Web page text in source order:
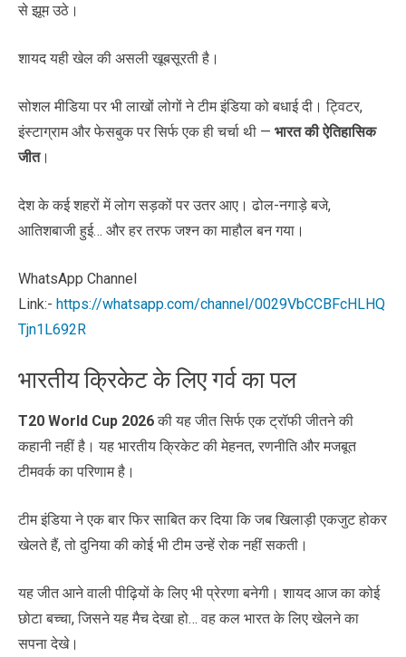
से झूम उठे।
शायद यही खेल की असली खूबसूरती है।
सोशल मीडिया पर भी लाखों लोगों ने टीम इंडिया को बधाई दी। ट्विटर,
इंस्टाग्राम और फेसबुक पर सिर्फ एक ही चर्चा थी — भारत की ऐतिहासिक
जीत।
देश के कई शहरों में लोग सड़कों पर उतर आए। ढोल-नगाड़े बजे,
आतिशबाजी हुई… और हर तरफ जश्न का माहौल बन गया।
WhatsApp Channel
Link:- https://whatsapp.com/channel/0029VbCCBFcHLHQ
Tjn1L692R
भारतीय क्रिकेट के लिए गर्व का पल
T20 World Cup 2026की यह जीत सिर्फ एक ट्रॉफी जीतने की
कहानी नहीं है। यह भारतीय क्रिकेट की मेहनत, रणनीति और मजबूत
टीमवर्क का परिणाम है।
टीम इंडिया ने एक बार फिर साबित कर दिया कि जब खिलाड़ी एकजुट होकर
खेलते हैं, तो दुनिया की कोई भी टीम उन्हें रोक नहीं सकती।
यह जीत आने वाली पीढ़ियों के लिए भी प्रेरणा बनेगी। शायद आज का कोई
छोटा बच्चा, जिसने यह मैच देखा हो… वह कल भारत के लिए खेलने का
सपना देखे।